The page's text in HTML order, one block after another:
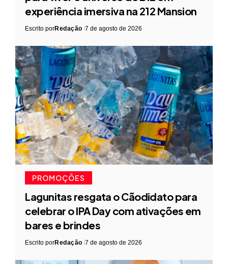
experiência imersiva na 212 Mansion
Escrito porRedação 7 de agosto de 2026
PROMOÇÕES
Lagunitas resgata o Cãodidato para
celebrar o IPA Day com ativações em
bares e brindes
Escrito porRedação 7 de agosto de 2026